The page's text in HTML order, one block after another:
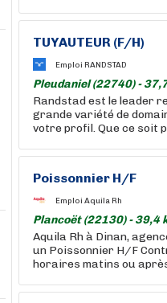
TUYAUTEUR (F/H)
Emploi RANDSTAD
Pleudaniel (22740) -
Randstad est le leader
grande variété de
votre profil. Que ce soit
Poissonnier H/F
Emploi Aquila Rh
Plancoët (22130) - 39,4
Aquila Rh à Dinan,
un Poissonnier H/F
horaires matins ou